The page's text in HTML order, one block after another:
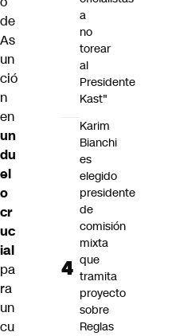
de
As
un
ció
n
en
un
du
el
o
cr
uc
ial
pa
ra
un
cu
a
no
torear
al
Presidente
Kast"
Karim
Bianchi
es
elegido
presidente
de
comisión
mixta
que
tramita
proyecto
sobre
Reglas